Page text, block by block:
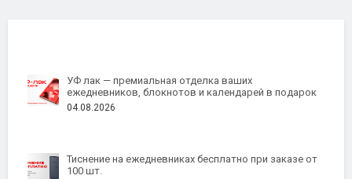
УФ лак — премиальная отделка ваших
ежедневников, блокнотов и календарей в подарок
04.08.2026
Тиснение на ежедневниках бесплатно при заказе от
100 шт.